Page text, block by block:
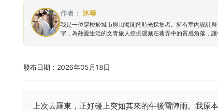
作者： 沐尋
我是一位穿梭於城市與山海間的時光採集者。擁有室內設計
字，為熱愛生活的文青旅人挖掘隱藏在巷弄中的質感角落，
發布日期：2026年05月18日
上次去羅東，正好碰上突如其來的午後雷陣雨。我原